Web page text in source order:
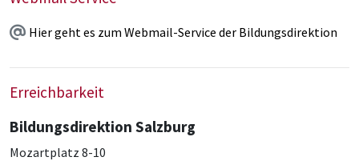
Hier geht es zum Webmail-Service der Bildungsdirektion
Erreichbarkeit
Bildungsdirektion Salzburg
Mozartplatz 8-10